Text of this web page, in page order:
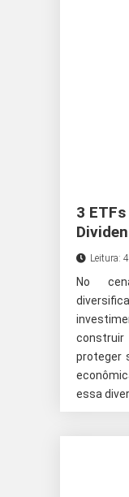
3
Leitura:
No
proteger
essa